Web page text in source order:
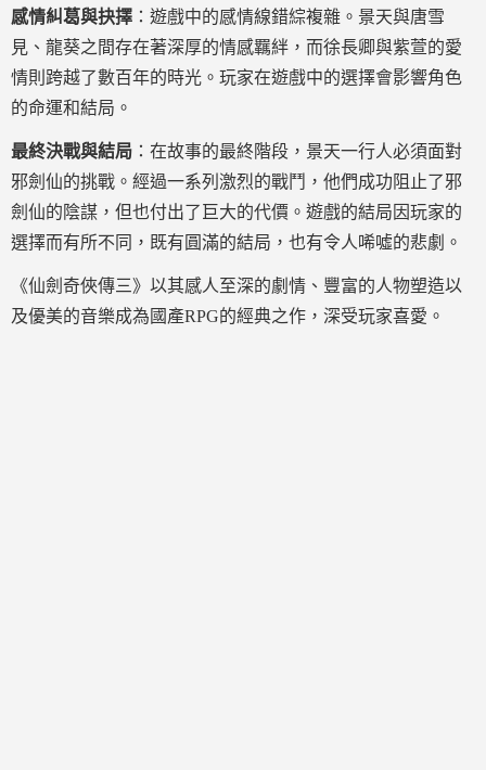
感情糾葛與抉擇 ：遊戲中的感情線錯綜複雜。景天與唐雪
見、龍葵之間存在著深厚的情感羈絆，而徐長卿與紫萱的愛
情則跨越了數百年的時光。玩家在遊戲中的選擇會影響角色
的命運和結局。
最終決戰與結局 ：在故事的最終階段，景天一行人必須面對
邪劍仙的挑戰。經過一系列激烈的戰鬥，他們成功阻止了邪
劍仙的陰謀，但也付出了巨大的代價。遊戲的結局因玩家的
選擇而有所不同，既有圓滿的結局，也有令人唏噓的悲劇。
《仙劍奇俠傳三》以其感人至深的劇情、豐富的人物塑造以
及優美的音樂成為國產RPG的經典之作，深受玩家喜愛。